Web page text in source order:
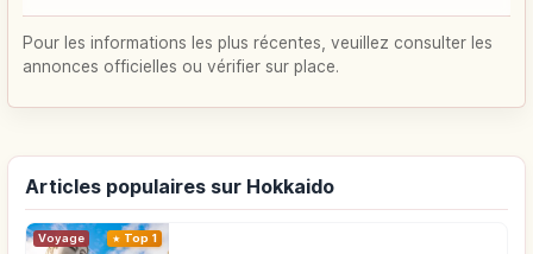
Pour les informations les plus récentes, veuillez consulter les
annonces officielles ou vérifier sur place.
Articles populaires sur Hokkaido
Voyage Top 1